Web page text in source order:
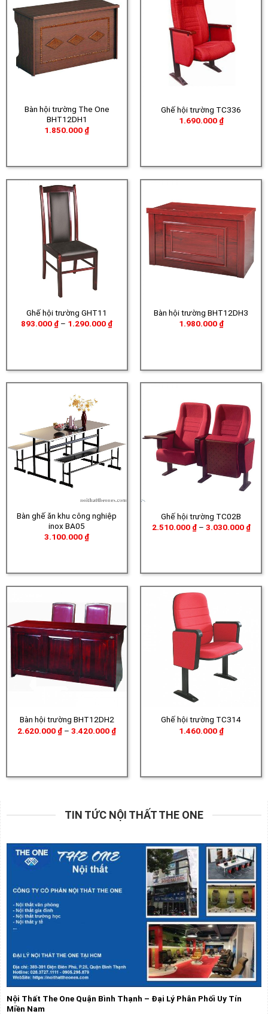
Bàn hội trường The One
BHT12DH1
1.850.000 ₫
Ghế hội trường TC336
1.690.000 ₫
Ghế hội trường GHT11
893.000 ₫ – 1.290.000 ₫Khoảng
Bàn hội trường BHT12DH3
1.980.000 ₫
Bàn ghế ăn khu công nghiệp
inox BA05
3.100.000 ₫
Ghế hội trường TC02B
2.510.000 ₫ – 3.030.000 ₫
giá:
Bàn hội trường BHT12DH2
2.620.000 ₫ – 3.420.000 ₫Khoảng
Ghế hội trường TC314
1.460.000 ₫
TIN TỨC NỘI THẤT THE ONE
Nội Thất The One Quận Bình Thạnh – Đại Lý Phân Phối Uy Tín
Miền Nam